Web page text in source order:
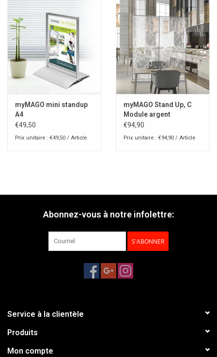
myMAGO mini standup
A4
€49,50
Prix unitaire : €49,50 / Article
myMAGO Stand Up, C
Module argent
€94,90
Prix unitaire : €94,90 / Article
Abonnez-vous à notre infolettre:
S'ABONNER
Service à la clientèle
Produits
Mon compte